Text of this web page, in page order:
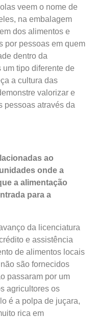
veem o nome de
na embalagem
dos alimentos e
por pessoas em quem
dentro da
tipo diferente de
a cultura das
valorizar e
pessoas através da
ao
onde a
a alimentação
para a
da licenciatura
e assistência
de alimentos locais
são fornecidos
passaram por um
agricultores os
é a polpa de juçara,
rica em